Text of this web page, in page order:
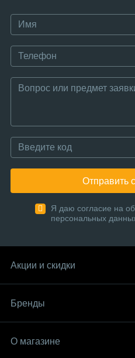
Отправить
Я даю согласие на
персональных
Акции и скидки
Бренды
О магазине